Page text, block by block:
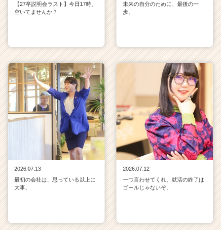
【27卒説明会ラスト】今日17時、
空いてませんか？
未来の自分のために、最後の一
歩。
2026.07.13
最初の会社は、思っている以上に
大事。
2026.07.12
一つ言わせてくれ、就活の終了は
ゴールじゃないぞ。